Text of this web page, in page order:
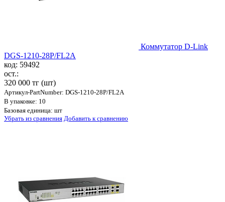
Коммутатор D-Link
DGS-1210-28P/FL2A
код: 59492
ост.:
320 000 тг (шт)
Артикул-PartNumber: DGS-1210-28P/FL2A
В упаковке: 10
Базовая единица: шт
Убрать из сравнения Добавить к сравнению